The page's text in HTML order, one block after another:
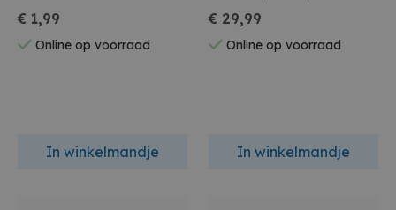
€ 1,99
Online op voorraad
In winkelmandje
€ 29,99
Online op voorraad
In winkelmandje